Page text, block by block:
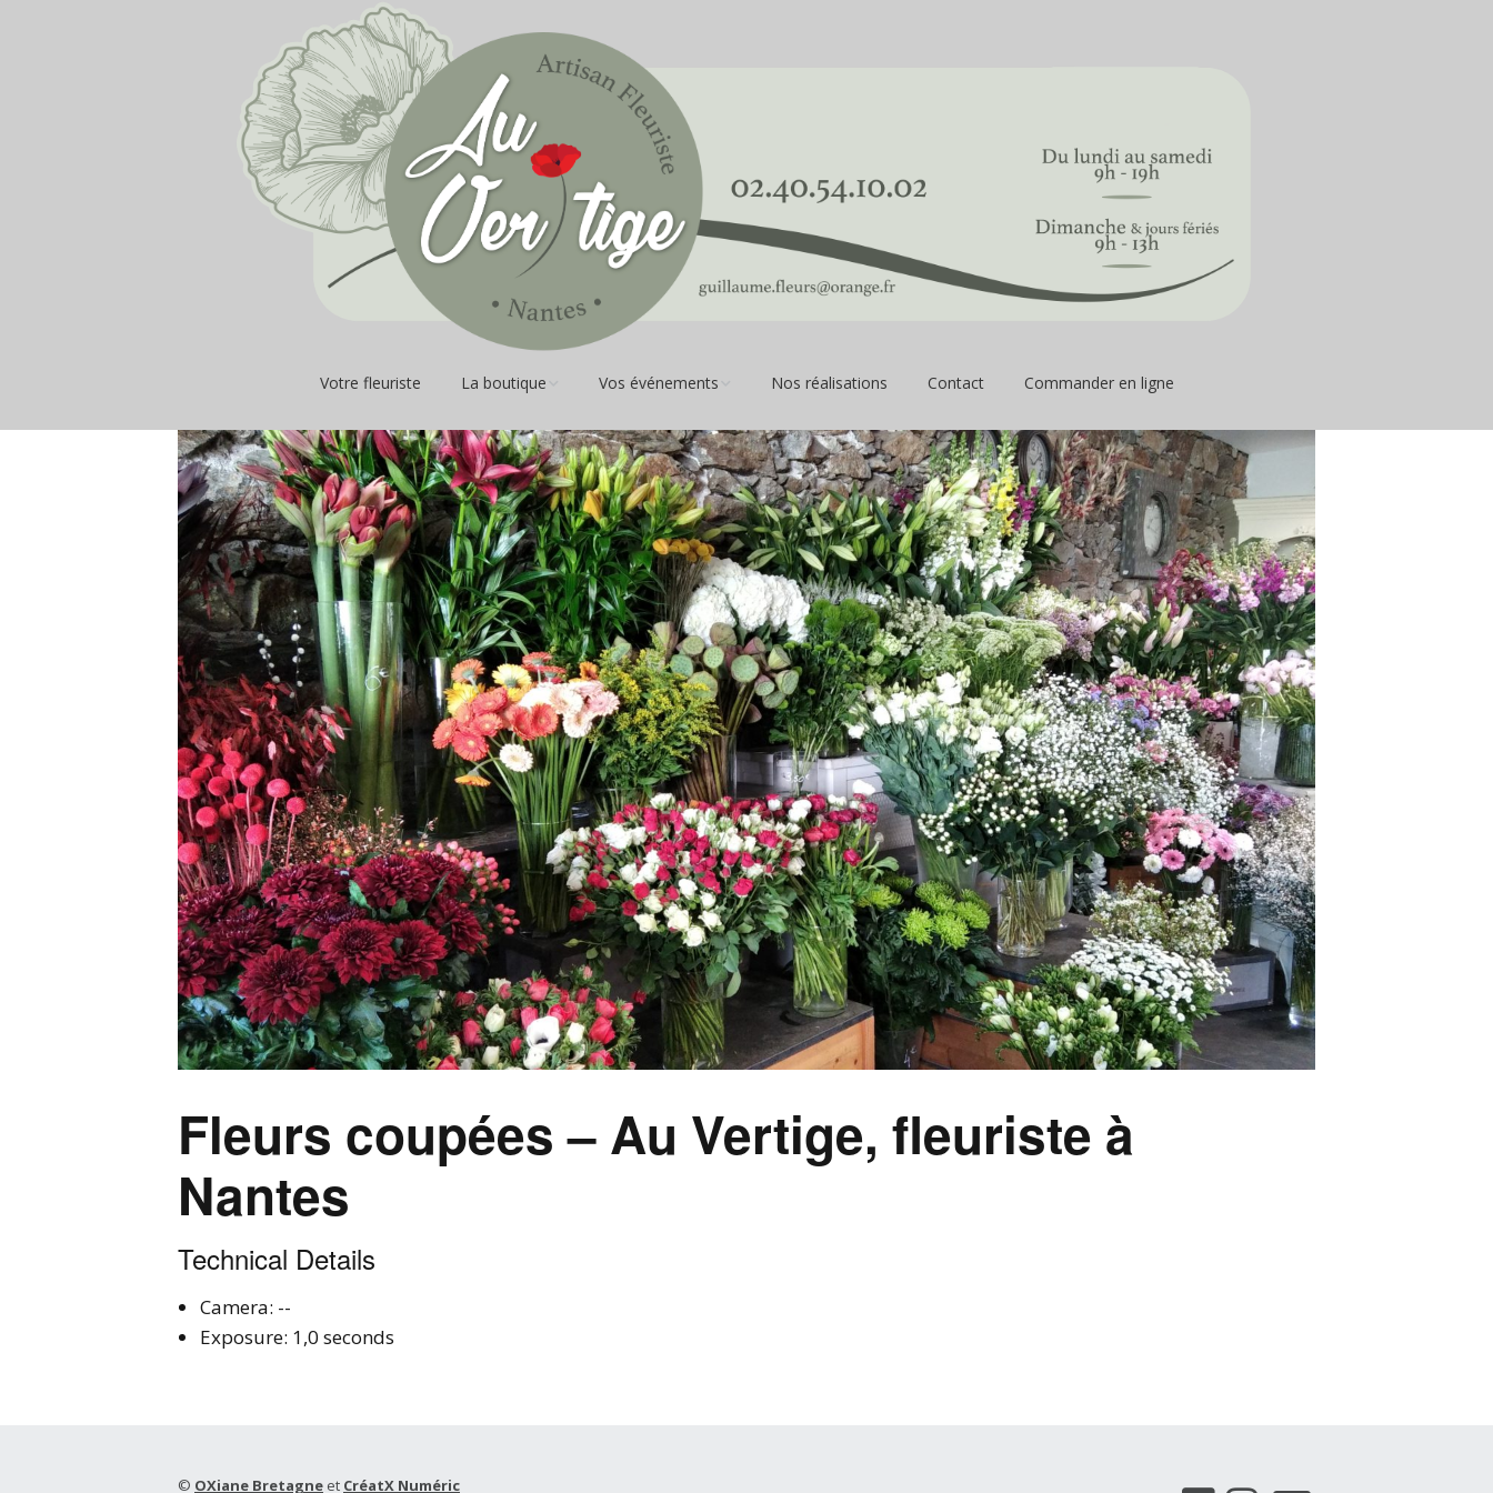
Votre fleuriste La boutique
Fleurs coupées et
plantes
Bougies et parfums
d’ambiance
Décoration d’interieur
Vos événements
Anniversaire
Naissance
Baptême
Mariage
Saint Valentin
Deuil
Nos réalisations Contact Commander en ligne
Fleurs coupées – Au Vertige, fleuriste à
Nantes
Technical Details
Camera: --
Exposure: 1,0 seconds
© OXiane Bretagne et CréatX Numéric